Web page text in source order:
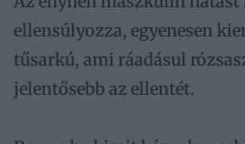
ellensúlyozza, egyenesen
tűsarkú, ami ráadásul
jelentősebb az ellentét.